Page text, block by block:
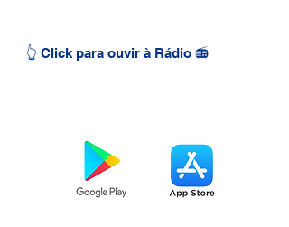
👆 Click para ouvir à Rádio 📻